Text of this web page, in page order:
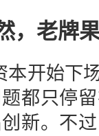
老牌
本开始下
都只停
新。不